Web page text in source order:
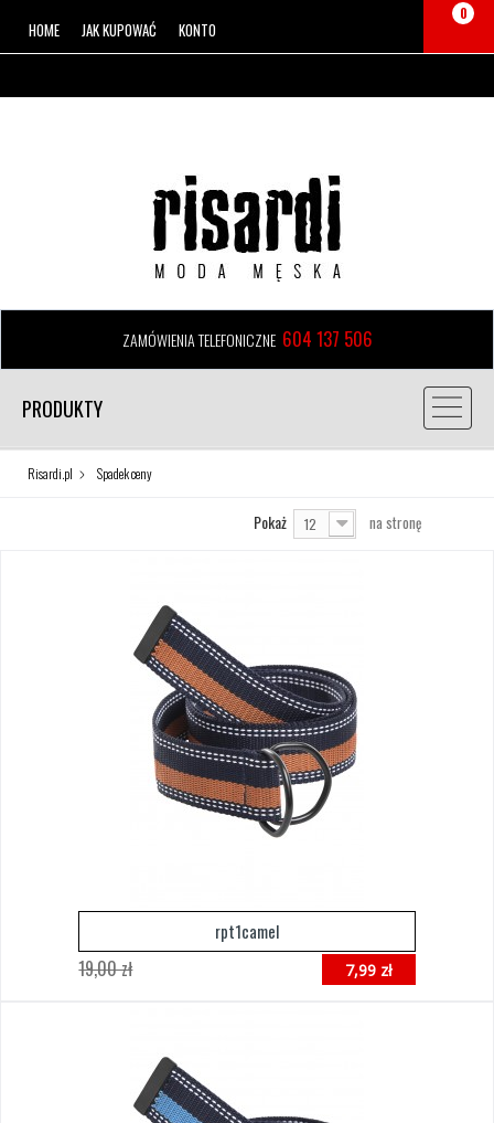
HOME JAK KUPOWAĆ KONTO
0
ZAMÓWIENIA TELEFONICZNE 604 137 506
PRODUKTY
Risardi.pl Spadek ceny
Pokaż 12 na stronę
rpt1camel
7,99 zł
19,00 zł